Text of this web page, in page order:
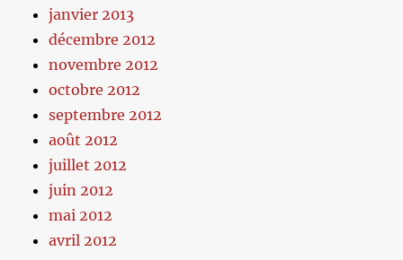
janvier 2013
décembre 2012
novembre 2012
octobre 2012
septembre 2012
août 2012
juillet 2012
juin 2012
mai 2012
avril 2012